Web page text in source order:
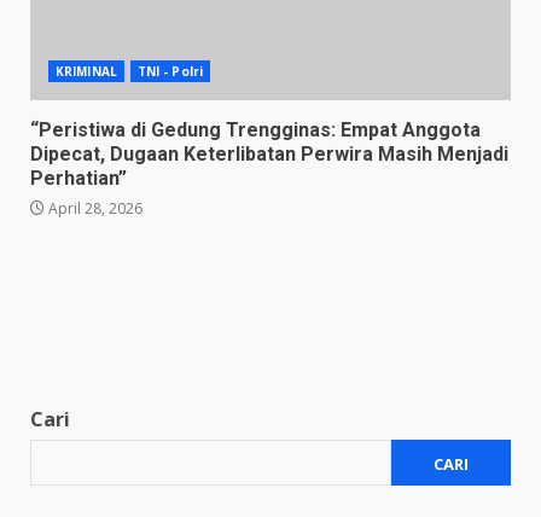
KRIMINAL TNI - Polri
“Peristiwa di Gedung Trengginas: Empat Anggota
Dipecat, Dugaan Keterlibatan Perwira Masih Menjadi
Perhatian”
April 28, 2026
Cari
CARI